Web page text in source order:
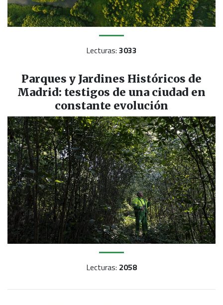
Lecturas: 3033
Parques y Jardines Históricos de
Madrid: testigos de una ciudad en
constante evolución
Lecturas: 2058